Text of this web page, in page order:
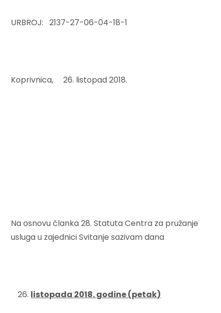
URBROJ: 2137-27-06-04-18-1
Koprivnica, 26. listopad 2018.
Na osnovu članka 28. Statuta Centra za pružanje
usluga u zajednici Svitanje sazivam dana
listopada 2018. godine (petak)